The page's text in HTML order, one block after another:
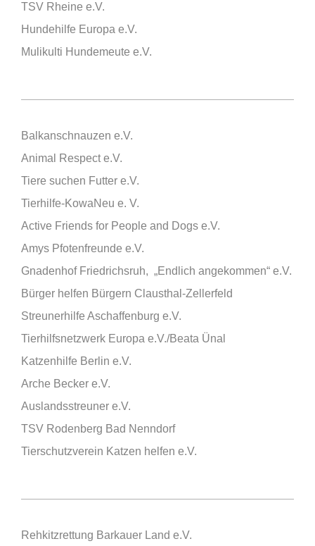
TSV Rheine e.V.
Hundehilfe Europa e.V.
Mulikulti Hundemeute e.V.
Balkanschnauzen e.V.
Animal Respect e.V.
Tiere suchen Futter e.V.
Tierhilfe-KowaNeu e. V.
Active Friends for People and Dogs e.V.
Amys Pfotenfreunde e.V.
Gnadenhof Friedrichsruh, „Endlich angekommen“ e.V.
Bürger helfen Bürgern Clausthal-Zellerfeld
Streunerhilfe Aschaffenburg e.V.
Tierhilfsnetzwerk Europa e.V./Beata Ünal
Katzenhilfe Berlin e.V.
Arche Becker e.V.
Auslandsstreuner e.V.
TSV Rodenberg Bad Nenndorf
Tierschutzverein Katzen helfen e.V.
Rehkitzrettung Barkauer Land e.V.